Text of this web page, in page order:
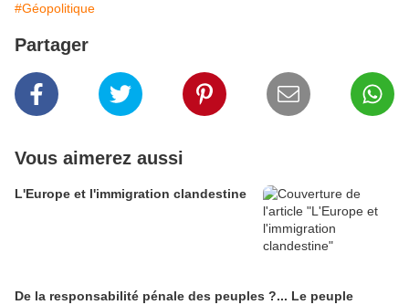
#Géopolitique
Partager
Vous aimerez aussi
L'Europe et l'immigration clandestine
De la responsabilité pénale des peuples ?... Le peuple